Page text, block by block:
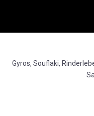
Gyros, Souflaki,